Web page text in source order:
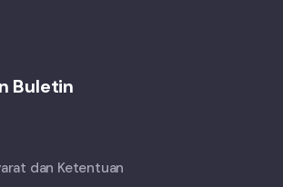
Buletin
dan Ketentuan